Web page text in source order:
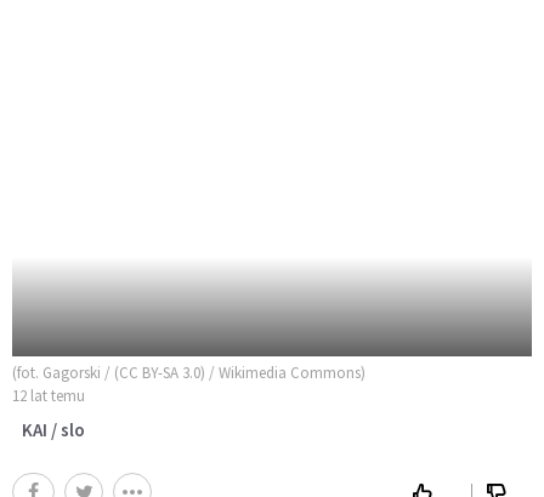
(fot. Gagorski / (CC BY-SA 3.0) / Wikimedia Commons)
12 lat temu
KAI / slo